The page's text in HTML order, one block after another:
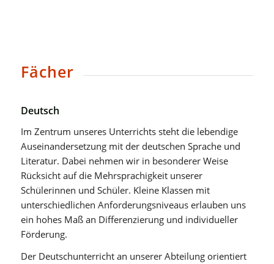
Fächer
Deutsch
Im Zentrum unseres Unterrichts steht die lebendige
Auseinandersetzung mit der deutschen Sprache und
Literatur. Dabei nehmen wir in besonderer Weise
Rücksicht auf die Mehrsprachigkeit unserer
Schülerinnen und Schüler. Kleine Klassen mit
unterschiedlichen Anforderungsniveaus erlauben uns
ein hohes Maß an Differenzierung und individueller
Förderung.
Der Deutschunterricht an unserer Abteilung orientiert